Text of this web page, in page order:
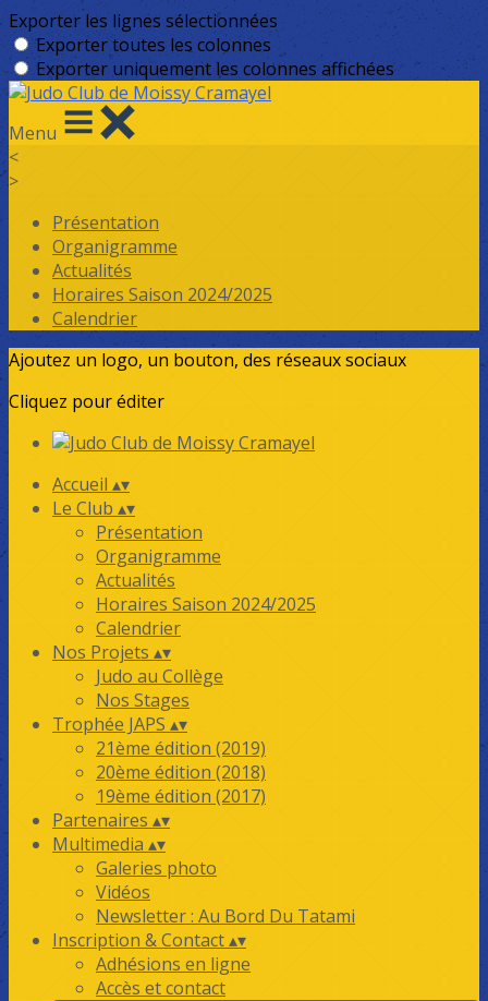
Exporter les lignes sélectionnées
Exporter toutes les colonnes
Exporter uniquement les colonnes affichées
Menu
<
>
Présentation
Organigramme
Actualités
Horaires Saison 2024/2025
Calendrier
Ajoutez un logo, un bouton, des réseaux sociaux
Cliquez pour éditer
Accueil ▴▾
Le Club ▴▾
Présentation
Organigramme
Actualités
Horaires Saison 2024/2025
Calendrier
Nos Projets ▴▾
Judo au Collège
Nos Stages
Trophée JAPS ▴▾
21ème édition (2019)
20ème édition (2018)
19ème édition (2017)
Partenaires ▴▾
Multimedia ▴▾
Galeries photo
Vidéos
Newsletter : Au Bord Du Tatami
Inscription & Contact▴▾
Adhésions en ligne
Accès et contact